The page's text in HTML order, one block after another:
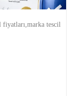
fiyatları,marka tescil